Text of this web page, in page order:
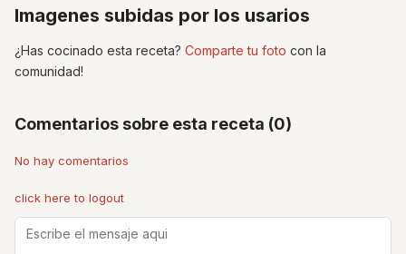
Imagenes subidas por los usarios
¿Has cocinado esta receta? Comparte tu foto con la
comunidad!
Comentarios sobre esta receta (0)
No hay comentarios
click here to logout